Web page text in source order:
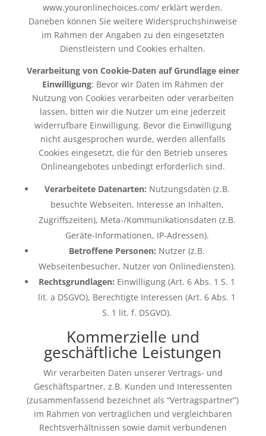
www.youronlinechoices.com/ erklärt werden.
Daneben können Sie weitere Widerspruchshinweise
im Rahmen der Angaben zu den eingesetzten
Dienstleistern und Cookies erhalten.
Verarbeitung von Cookie-Daten auf Grundlage einer
Einwilligung: Bevor wir Daten im Rahmen der
Nutzung von Cookies verarbeiten oder verarbeiten
lassen, bitten wir die Nutzer um eine jederzeit
widerrufbare Einwilligung. Bevor die Einwilligung
nicht ausgesprochen wurde, werden allenfalls
Cookies eingesetzt, die für den Betrieb unseres
Onlineangebotes unbedingt erforderlich sind.
Verarbeitete Datenarten: Nutzungsdaten (z.B.
besuchte Webseiten, Interesse an Inhalten,
Zugriffszeiten), Meta-/Kommunikationsdaten (z.B.
Geräte-Informationen, IP-Adressen).
Betroffene Personen: Nutzer (z.B.
Webseitenbesucher, Nutzer von Onlinediensten).
Rechtsgrundlagen: Einwilligung (Art. 6 Abs. 1 S. 1
lit. a DSGVO), Berechtigte Interessen (Art. 6 Abs. 1
S. 1 lit. f. DSGVO).
Kommerzielle und
geschäftliche Leistungen
Wir verarbeiten Daten unserer Vertrags- und
Geschäftspartner, z.B. Kunden und Interessenten
(zusammenfassend bezeichnet als “Vertragspartner”)
im Rahmen von vertraglichen und vergleichbaren
Rechtsverhältnissen sowie damit verbundenen